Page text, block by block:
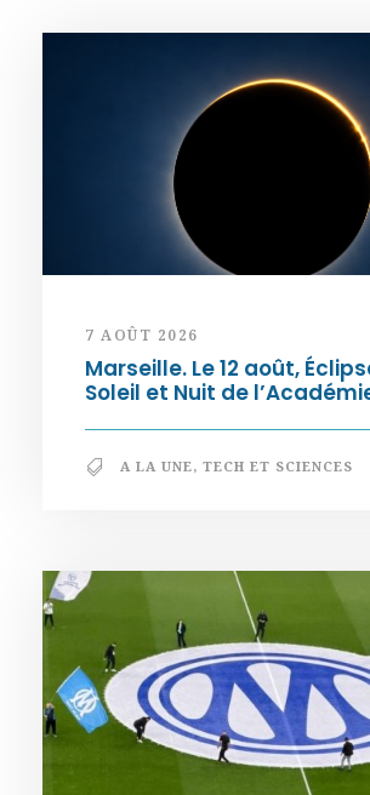
7 AOÛT 2026
Marseille. Le 12 août,
Soleil et Nuit de
A LA UNE, TECH ET SCIENCES